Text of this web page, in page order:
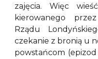
zajęcia. Więc
kierowanego
Rządu
czekanie z bronią u
powstańcom